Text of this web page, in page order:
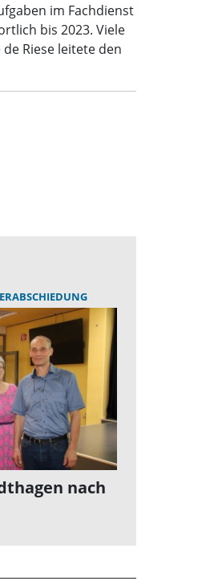
im Fachdienst
bis 2023. Viele
Riese leitete den
nach